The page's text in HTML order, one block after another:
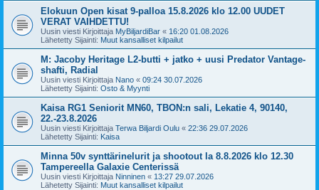
Elokuun Open kisat 9-palloa 15.8.2026 klo 12.00 UUDET
VERAT VAIHDETTU!
Uusin viesti Kirjoittaja MyBiljardiBar « 16:20 01.08.2026
Lähetetty Sijainti: Muut kansalliset kilpailut
M: Jacoby Heritage L2-butti + jatko + uusi Predator Vantage-
shafti, Radial
Uusin viesti Kirjoittaja Nano « 09:24 30.07.2026
Lähetetty Sijainti: Osto & Myynti
Kaisa RG1 Seniorit MN60, TBON:n sali, Lekatie 4, 90140,
22.-23.8.2026
Uusin viesti Kirjoittaja Terwa Biljardi Oulu « 22:36 29.07.2026
Lähetetty Sijainti: Kaisa
Minna 50v synttärinelurit ja shootout la 8.8.2026 klo 12.30
Tampereella Galaxie Centerissä
Uusin viesti Kirjoittaja Ninninen « 13:27 29.07.2026
Lähetetty Sijainti: Muut kansalliset kilpailut